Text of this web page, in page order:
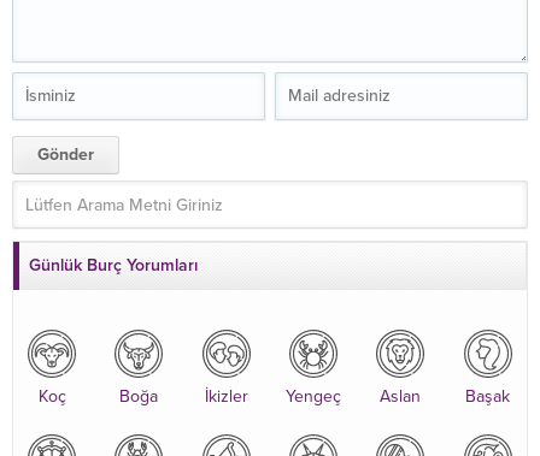
Günlük Burç Yorumları
Koç Boğa İkizler Yengeç Aslan Başak